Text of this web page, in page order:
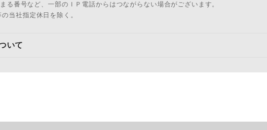
る番号など、一部のＩＰ電話からはつながらない場合がございます。
当社指定休日を除く。
いて